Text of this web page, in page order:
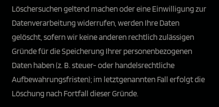
Löschersuchen geltend machen oder eine Einwilligung zur
Datenverarbeitung widerrufen, werden Ihre Daten
gelöscht, sofern wir keine anderen rechtlich zulässigen
Gründe für die Speicherung Ihrer personenbezogenen
Daten haben (z. B. steuer- oder handelsrechtliche
Aufbewahrungsfristen); im letztgenannten Fall erfolgt die
Löschung nach Fortfall dieser Gründe.